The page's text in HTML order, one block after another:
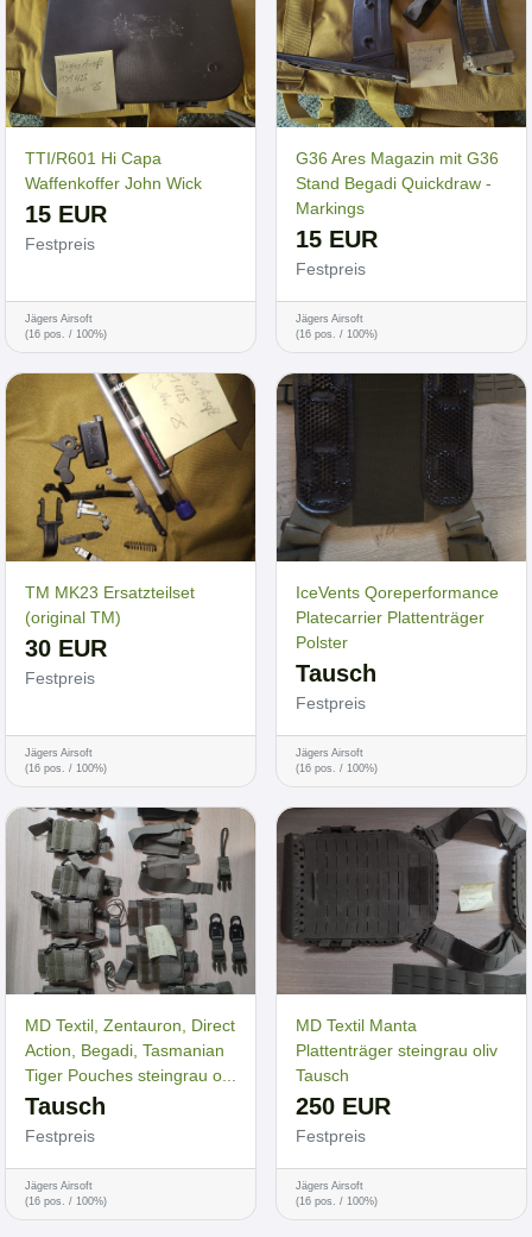
TTI/R601 Hi Capa
Waffenkoffer John Wick
15 EUR
Festpreis
Jägers Airsoft
(16 pos. / 100%)
G36 Ares Magazin mit G36
Stand Begadi Quickdraw -
Markings
15 EUR
Festpreis
Jägers Airsoft
(16 pos. / 100%)
TM MK23 Ersatzteilset
(original TM)
30 EUR
Festpreis
Jägers Airsoft
(16 pos. / 100%)
IceVents Qoreperformance
Platecarrier Plattenträger
Polster
Tausch
Festpreis
Jägers Airsoft
(16 pos. / 100%)
MD Textil, Zentauron, Direct
Action, Begadi, Tasmanian
Tiger Pouches steingrau o...
Tausch
Festpreis
Jägers Airsoft
(16 pos. / 100%)
MD Textil Manta
Plattenträger steingrau oliv
Tausch
250 EUR
Festpreis
Jägers Airsoft
(16 pos. / 100%)